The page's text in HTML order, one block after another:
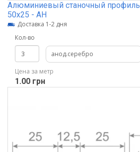
Алюминиевый станочный профиль
50х25 - АН
Доставка 1-2 дня
Кол-во
анод.серебро
Цена за метр
1.00 грн